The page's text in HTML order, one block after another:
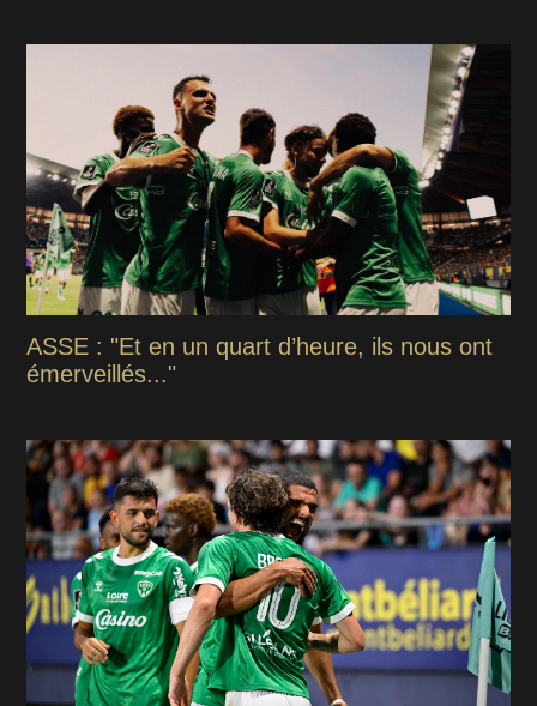
ASSE : "Et en un quart d’heure, ils nous ont
émerveillés..."